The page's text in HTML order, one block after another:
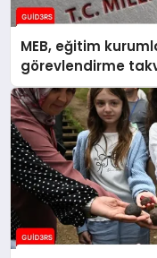
MEB, eğitim
görevlendirme